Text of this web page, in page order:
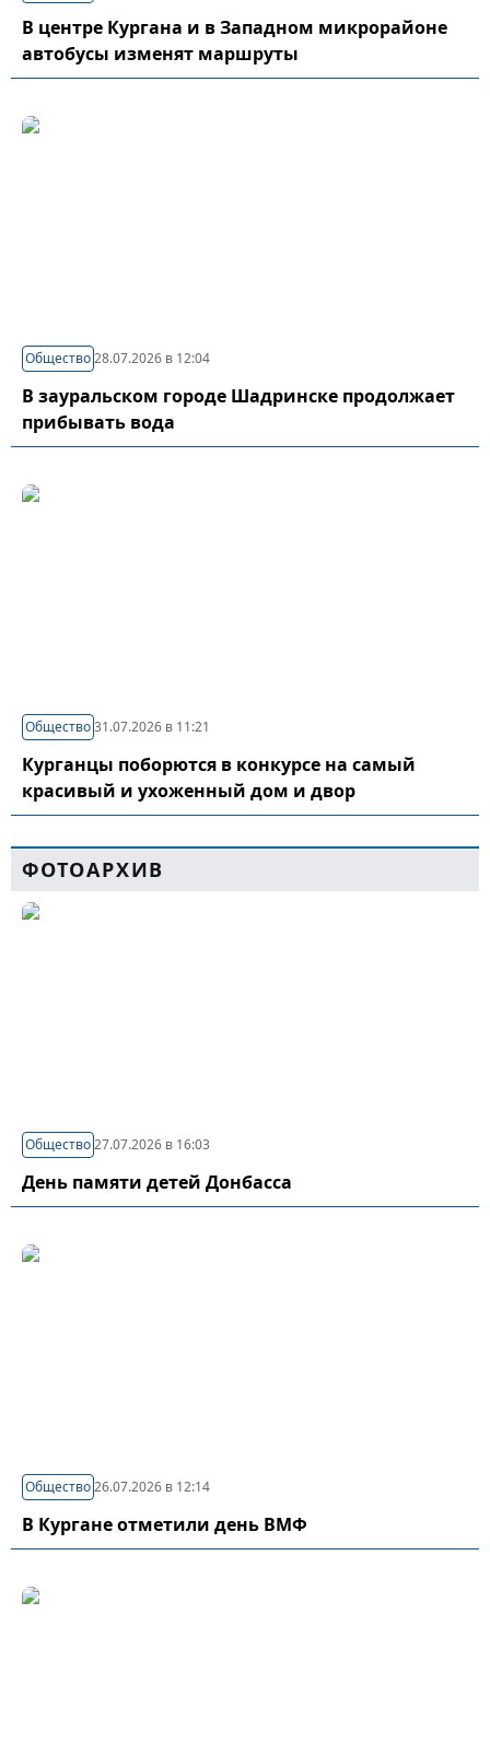
В центре Кургана и в Западном микрорайоне
автобусы изменят маршруты
Общество28.07.2026 в 12:04
В зауральском городе Шадринске продолжает
прибывать вода
Общество31.07.2026 в 11:21
Курганцы поборются в конкурсе на самый
красивый и ухоженный дом и двор
ФОТОАРХИВ
Общество27.07.2026 в 16:03
День памяти детей Донбасса
Общество26.07.2026 в 12:14
В Кургане отметили день ВМФ